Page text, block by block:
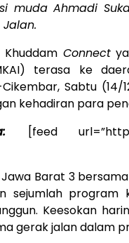
muda Ahmadi
Connect
terasa ke
Sabtu (14/
kehadiran para
[feed
Barat 3
sejumlah
Keesokan
gerak jalan dalam